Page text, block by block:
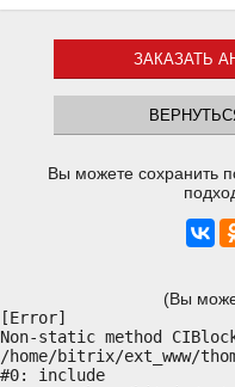
ЗАКАЗАТЬ
Вы можете сохранить
(Вы
[Error]
Non-static method
/home/bitrix/ext_www/
#0: include